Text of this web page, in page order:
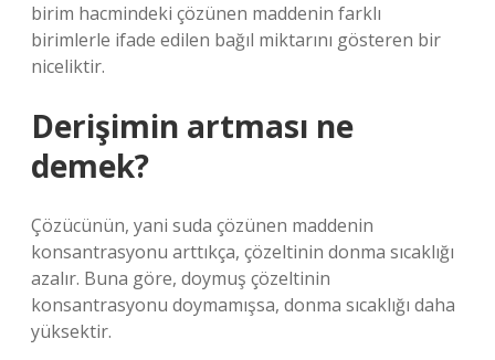
birim hacmindeki çözünen maddenin farklı
birimlerle ifade edilen bağıl miktarını gösteren bir
niceliktir.
Derişimin artması ne
demek?
Çözücünün, yani suda çözünen maddenin
konsantrasyonu arttıkça, çözeltinin donma sıcaklığı
azalır. Buna göre, doymuş çözeltinin
konsantrasyonu doymamışsa, donma sıcaklığı daha
yüksektir.